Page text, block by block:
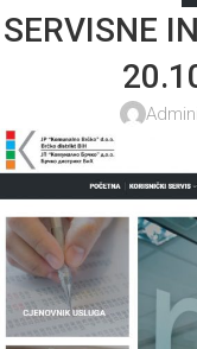
SERVISNE